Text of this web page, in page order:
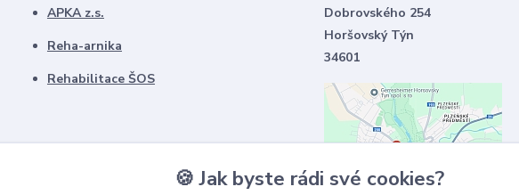
APKA z.s.
Reha-arnika
Rehabilitace ŠOS
Dobrovského 254
Horšovský Týn
34601
🍪 Jak byste rádi své cookies?